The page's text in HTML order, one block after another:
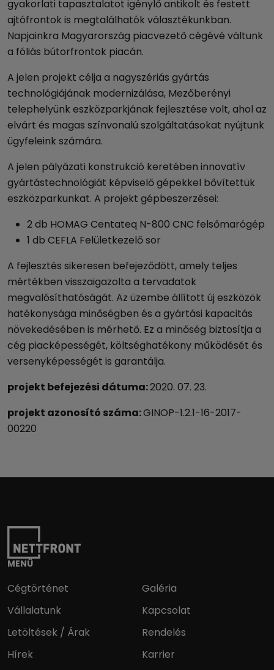
gyakorlati tapasztalatot igénylő antikolt és festett
ajtófrontok is megtalálhatók választékunkban.
Napjainkra Magyarország piacvezető cégévé váltunk
a fóliás bútorfrontok piacán.
A jelen projekt célja a nagyszériás gyártás
technológiájának modernizálása, Mezőberényi
telephelyünk eszközparkjának fejlesztése volt, ahol az
elvárt és magas színvonalú szolgáltatásokat nyújtunk
ügyfeleink számára.
A jelen pályázati konstrukció keretében innovatív
gyártástechnológiát képviselő gépekkel bővítettük
eszközparkunkat. A projekt gépbeszerzései:
2 db HOMAG Centateq N-800 CNC felsőmarógép
1 db CEFLA Felületkezelő sor
A fejlesztés sikeresen befejeződött, amely teljes
mértékben visszaigazolta a tervadatok
megvalósíthatóságát. Az üzembe állított új eszközök
hatékonysága minőségben és a gyártási kapacitás
növekedésében is mérhető. Ez a minőség biztosítja a
cég piacképességét, költséghatékony működését és
versenyképességét is garantálja.
projekt befejezési dátuma:2020. 07. 23.
projekt azonosító száma:GINOP-1.2.1-16-2017-
00220
MENÜ
Cégtörténet
Vállalatunk
Letöltések / Árak
Hírek
Galéria
Kapcsolat
Rendelés
Karrier